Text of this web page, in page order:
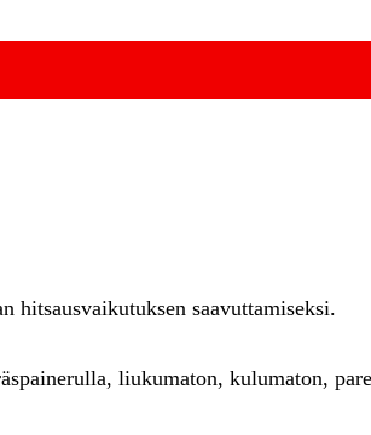
hitsausvaikutuksen saavuttamiseksi.
liukumaton, kulumaton,